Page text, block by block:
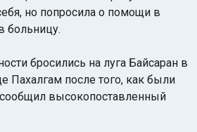
но попросила о помощи в
больницу.
бросились на луга Байсаран в
Пахалгам после того, как были
высокопоставленный